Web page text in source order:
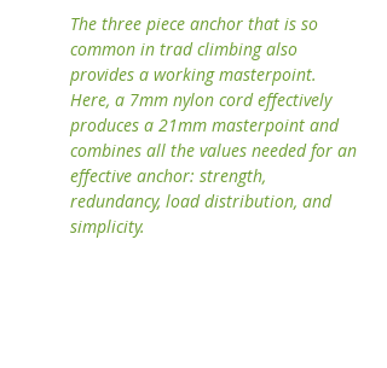
The three piece anchor that is so
common in trad climbing also
provides a working masterpoint.
Here, a 7mm nylon cord effectively
produces a 21mm masterpoint and
combines all the values needed for an
effective anchor: strength,
redundancy, load distribution, and
simplicity.